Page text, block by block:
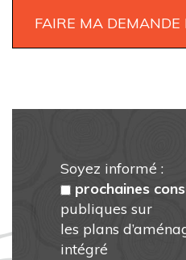
Soyez informé :
prochaines
publiques sur
les plans
intégré